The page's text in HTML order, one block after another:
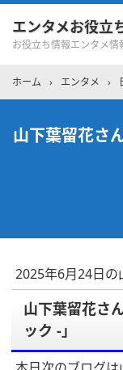
エンタメお役立
お役立ち情報エンタメ
ホーム › エンタメ ›
山下葉留花さ
2025年6月24日
山下葉留花さ
ック -」